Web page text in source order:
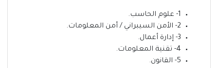
1- علوم الحاسب.
2- الأمن السيبراني / أمن المعلومات.
3- إدارة أعمال.
4- تقنية المعلومات.
5- القانون.